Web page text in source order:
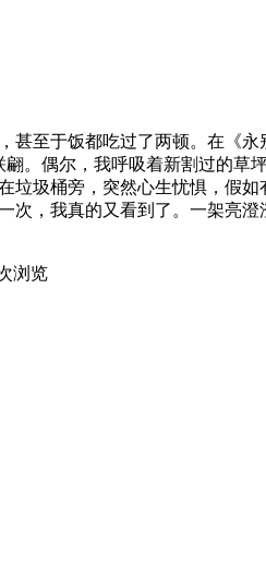
至于饭都吃过了两顿。在《
。偶尔，我呼吸着新割过的草
圾桶旁，突然心生忧惧，假
，我真的又看到了。一架亮
浏览